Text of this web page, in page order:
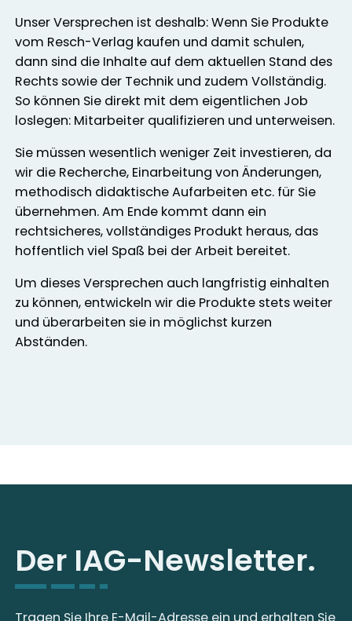
Unser Versprechen ist deshalb: Wenn Sie Produkte
vom Resch-Verlag kaufen und damit schulen,
dann sind die Inhalte auf dem aktuellen Stand des
Rechts sowie der Technik und zudem Vollständig.
So können Sie direkt mit dem eigentlichen Job
loslegen: Mitarbeiter qualifizieren und unterweisen.
Sie müssen wesentlich weniger Zeit investieren, da
wir die Recherche, Einarbeitung von Änderungen,
methodisch didaktische Aufarbeiten etc. für Sie
übernehmen. Am Ende kommt dann ein
rechtsicheres, vollständiges Produkt heraus, das
hoffentlich viel Spaß bei der Arbeit bereitet.
Um dieses Versprechen auch langfristig einhalten
zu können, entwickeln wir die Produkte stets weiter
und überarbeiten sie in möglichst kurzen
Abständen.
Der IAG-Newsletter.
Tragen Sie Ihre E-Mail-Adresse ein und erhalten Sie